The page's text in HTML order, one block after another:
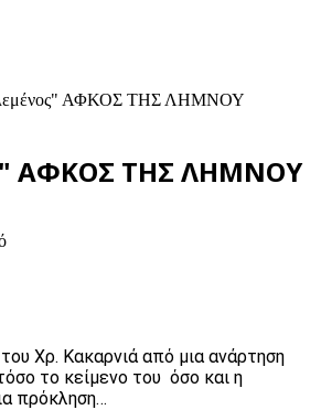
ΑΦΚΟΣ ΤΗΣ ΛΗΜΝΟΥ
ΑΦΚΟΣ ΤΗΣ ΛΗΜΝΟΥ
Χρ. Κακαρνιά από μια ανάρτηση
το κείμενο του όσο και η
πρόκληση…